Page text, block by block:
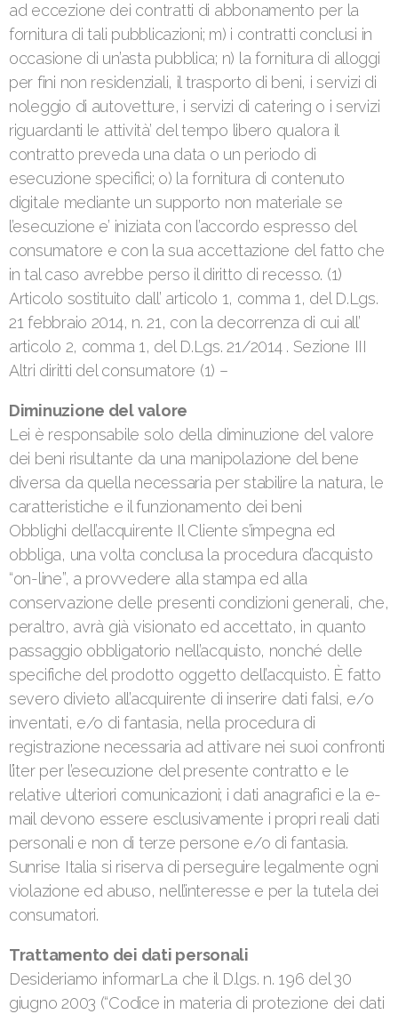
ad eccezione dei contratti di abbonamento per la
fornitura di tali pubblicazioni; m) i contratti conclusi in
occasione di un’asta pubblica; n) la fornitura di alloggi
per fini non residenziali, il trasporto di beni, i servizi di
noleggio di autovetture, i servizi di catering o i servizi
riguardanti le attività’ del tempo libero qualora il
contratto preveda una data o un periodo di
esecuzione specifici; o) la fornitura di contenuto
digitale mediante un supporto non materiale se
l’esecuzione e’ iniziata con l’accordo espresso del
consumatore e con la sua accettazione del fatto che
in tal caso avrebbe perso il diritto di recesso. (1)
Articolo sostituito dall’ articolo 1, comma 1, del D.Lgs.
21 febbraio 2014, n. 21, con la decorrenza di cui all’
articolo 2, comma 1, del D.Lgs. 21/2014 . Sezione III
Altri diritti del consumatore (1) –
Diminuzione del valore
Lei è responsabile solo della diminuzione del valore
dei beni risultante da una manipolazione del bene
diversa da quella necessaria per stabilire la natura, le
caratteristiche e il funzionamento dei beni
Obblighi dell’acquirente Il Cliente s’impegna ed
obbliga, una volta conclusa la procedura d’acquisto
“on-line”, a provvedere alla stampa ed alla
conservazione delle presenti condizioni generali, che,
peraltro, avrà già visionato ed accettato, in quanto
passaggio obbligatorio nell’acquisto, nonché delle
specifiche del prodotto oggetto dell’acquisto. È fatto
severo divieto all’acquirente di inserire dati falsi, e/o
inventati, e/o di fantasia, nella procedura di
registrazione necessaria ad attivare nei suoi confronti
l’iter per l’esecuzione del presente contratto e le
relative ulteriori comunicazioni; i dati anagrafici e la e-
mail devono essere esclusivamente i propri reali dati
personali e non di terze persone e/o di fantasia.
Sunrise Italia si riserva di perseguire legalmente ogni
violazione ed abuso, nell’interesse e per la tutela dei
consumatori.
Trattamento dei dati personali
Desideriamo informarLa che il D.lgs. n. 196 del 30
giugno 2003 (“Codice in materia di protezione dei dati